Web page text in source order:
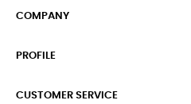
COMPANY
PROFILE
CUSTOMER SERVICE